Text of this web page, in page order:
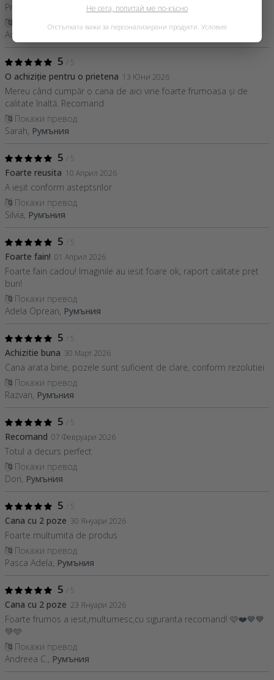
Produse de calitate, pret accesibil si serviciu clienti de nota 10.
Покажи превод
Adrian,
5 / 5
O achiziție pentru o prietena 13 Юни 2026
Mereu când cumpăr o cana de aici vine foarte frumoasa și de
calitate înaltă. Recomand
Покажи превод
Sarah, Румъния
5 / 5
Foarte reusita 10 Април 2026
A ieșit conform asteptsrilor
Покажи превод
Silvia, Румъния
5 / 5
Foarte fain! 01 Април 2026
Foarte fain cadou! Imaginile au iesit foare ok, raport calitate pret
bun!
Покажи превод
Adela Oprean, Румъния
5 / 5
Achizitie buna 30 Март 2026
Cana arata bine, pozele sunt suficient de clare, conform rezolutiei
Покажи превод
Razvan, Румъния
5 / 5
Recomand 07 Февруари 2026
Totul a decurs perfect
Покажи превод
Dori, Румъния
5 / 5
Cana cu 2 poze 30 Януари 2026
Foarte multumita de produs
Покажи превод
Pasca Adela, Румъния
5 / 5
Cana cu 2 poze 23 Януари 2026
Foarte frumos a iesit,multumesc,cu siguranta recomand! 🩷❤️🤎💙
💚🩵
Покажи превод
Andreea C., Румъния
Не сега, попитай ме по-късно
Отстъпката важи за персонализирани продукти. Условия